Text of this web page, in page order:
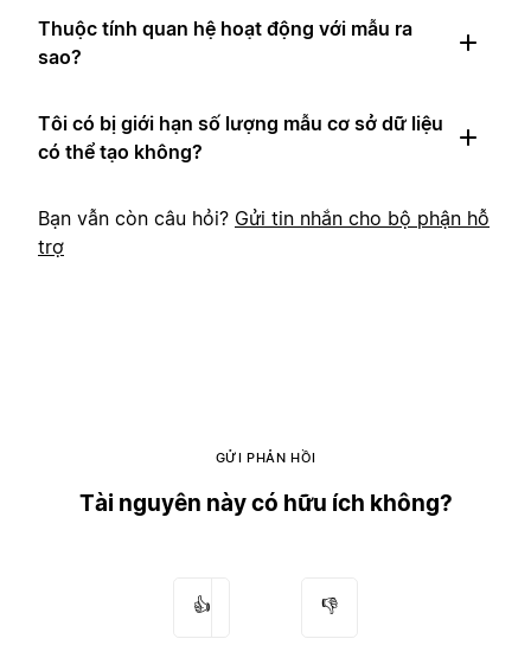
Thuộc tính quan hệ hoạt động với mẫu ra
sao?
Tôi có bị giới hạn số lượng mẫu cơ sở dữ liệu
có thể tạo không?
Bạn vẫn còn câu hỏi? Gửi tin nhắn cho bộ phận hỗ
trợ
GỬI PHẢN HỒI
Tài nguyên này có hữu ích không?
👍 👎